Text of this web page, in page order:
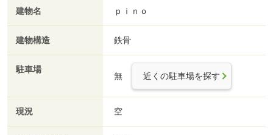
建物名 ｐｉｎｏ
建物構造 鉄骨
駐車場
無 近くの駐車場を探す
現況 空